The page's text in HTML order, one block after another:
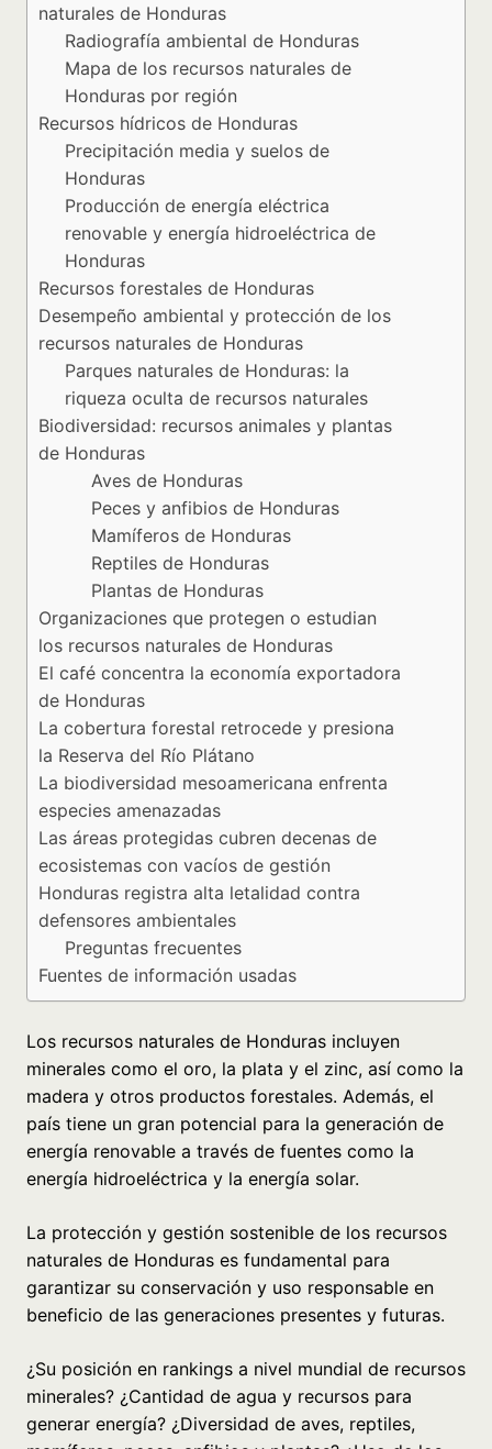
naturales de Honduras
Radiografía ambiental de Honduras
Mapa de los recursos naturales de
Honduras por región
Recursos hídricos de Honduras
Precipitación media y suelos de
Honduras
Producción de energía eléctrica
renovable y energía hidroeléctrica de
Honduras
Recursos forestales de Honduras
Desempeño ambiental y protección de los
recursos naturales de Honduras
Parques naturales de Honduras: la
riqueza oculta de recursos naturales
Biodiversidad: recursos animales y plantas
de Honduras
Aves de Honduras
Peces y anfibios de Honduras
Mamíferos de Honduras
Reptiles de Honduras
Plantas de Honduras
Organizaciones que protegen o estudian
los recursos naturales de Honduras
El café concentra la economía exportadora
de Honduras
La cobertura forestal retrocede y presiona
la Reserva del Río Plátano
La biodiversidad mesoamericana enfrenta
especies amenazadas
Las áreas protegidas cubren decenas de
ecosistemas con vacíos de gestión
Honduras registra alta letalidad contra
defensores ambientales
Preguntas frecuentes
Fuentes de información usadas
Los recursos naturales de Honduras incluyen
minerales como el oro, la plata y el zinc, así como la
madera y otros productos forestales. Además, el
país tiene un gran potencial para la generación de
energía renovable a través de fuentes como la
energía hidroeléctrica y la energía solar.
La protección y gestión sostenible de los recursos
naturales de Honduras es fundamental para
garantizar su conservación y uso responsable en
beneficio de las generaciones presentes y futuras.
¿Su posición en rankings a nivel mundial de recursos
minerales? ¿Cantidad de agua y recursos para
generar energía? ¿Diversidad de aves, reptiles,